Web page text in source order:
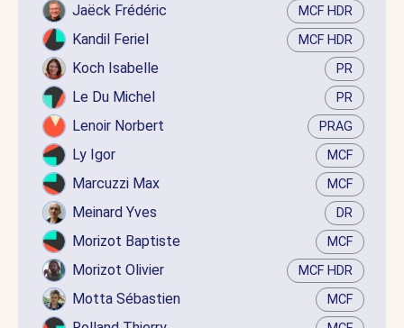
Jaëck Frédéric MCF HDR
Kandil Feriel MCF HDR
Koch Isabelle PR
Le Du Michel PR
Lenoir Norbert PRAG
Ly Igor MCF
Marcuzzi Max MCF
Meinard Yves DR
Morizot Baptiste MCF
Morizot Olivier MCF HDR
Motta Sébastien MCF